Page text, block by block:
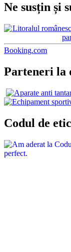
Ne susțin și
Booking.com
Parteneri la
Codul de